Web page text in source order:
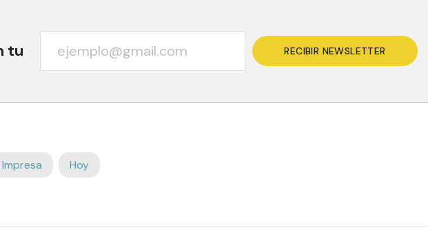
tu RECIBIR NEWSLETTER
Hoy